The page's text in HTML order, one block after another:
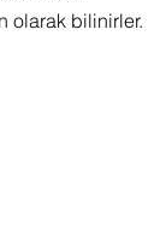
olarak bilinirler.